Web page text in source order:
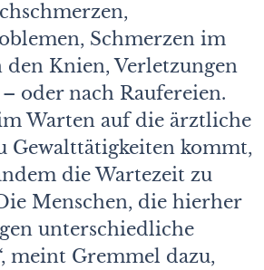
Schmerzen im
den Knien, Verletzungen
oder nach Raufereien.
Warten auf die ärztliche
Gewalttätigkeiten kommt,
die Wartezeit zu
Menschen, die hierher
unterschiedliche
meint Gremmel dazu,